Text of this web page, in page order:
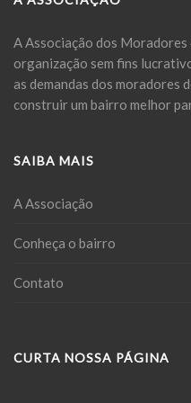
A Associação dos
organização sem fins
as demandas dos moradores
construir um bairro melhor
SAIBA MAIS
A Associação
Conheça o bairro
Contato
CURTA NOSSA PÁGINA